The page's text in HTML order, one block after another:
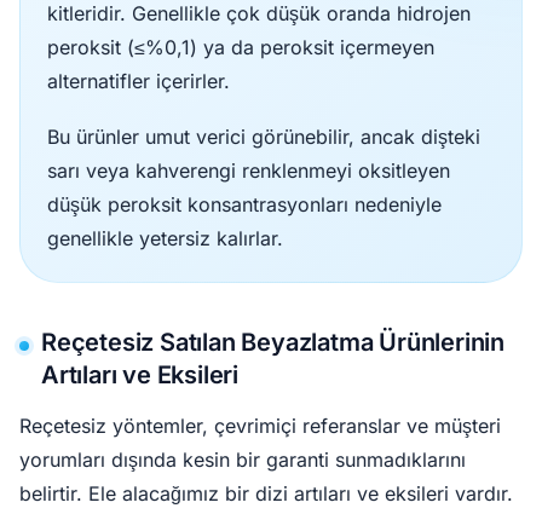
kitleridir. Genellikle çok düşük oranda hidrojen
peroksit (≤%0,1) ya da peroksit içermeyen
alternatifler içerirler.
Bu ürünler umut verici görünebilir, ancak dişteki
sarı veya kahverengi renklenmeyi oksitleyen
düşük peroksit konsantrasyonları nedeniyle
genellikle yetersiz kalırlar.
Reçetesiz Satılan Beyazlatma Ürünlerinin
Artıları ve Eksileri
Reçetesiz yöntemler, çevrimiçi referanslar ve müşteri
yorumları dışında kesin bir garanti sunmadıklarını
belirtir. Ele alacağımız bir dizi artıları ve eksileri vardır.